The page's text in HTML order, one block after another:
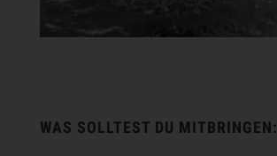
WAS SOLLTEST DU MITBRINGEN: